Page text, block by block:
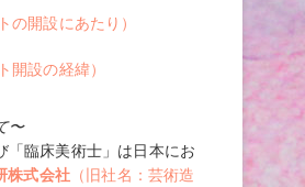
の開設にあたり）
開設の経緯）
〜
「臨床美術士」は日本にお
株式会社 （旧社名：芸術造